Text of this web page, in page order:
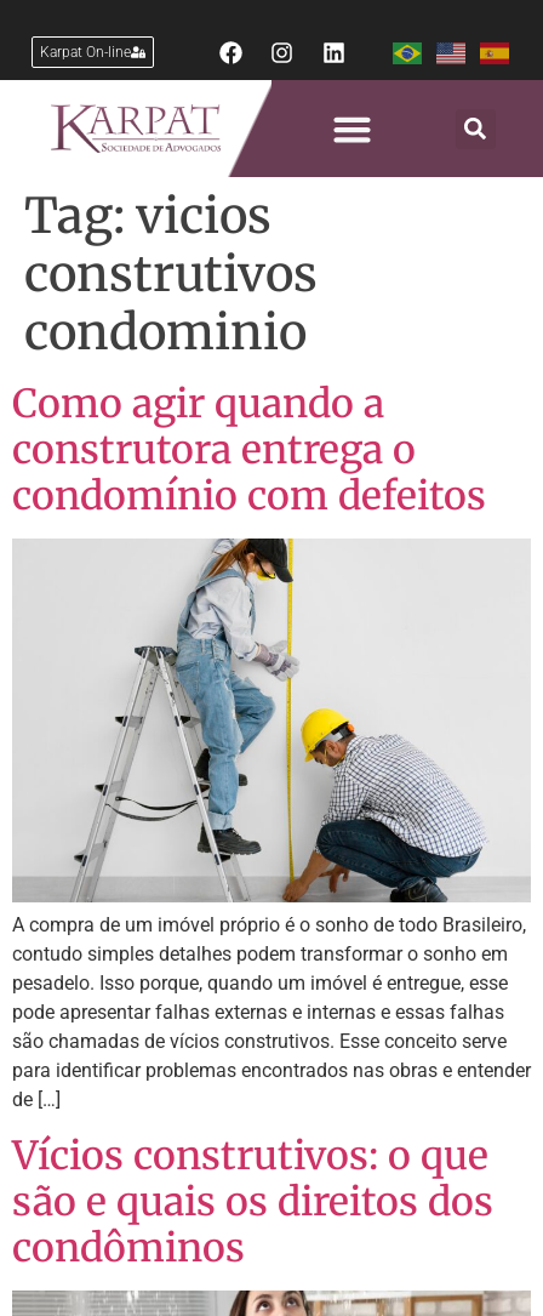
Karpat On-line
Tag: vicios
construtivos
condominio
Como agir quando a
construtora entrega o
condomínio com defeitos
A compra de um imóvel próprio é o sonho de todo Brasileiro,
contudo simples detalhes podem transformar o sonho em
pesadelo. Isso porque, quando um imóvel é entregue, esse
pode apresentar falhas externas e internas e essas falhas
são chamadas de vícios construtivos. Esse conceito serve
para identificar problemas encontrados nas obras e entender
de […]
Vícios construtivos: o que
são e quais os direitos dos
condôminos